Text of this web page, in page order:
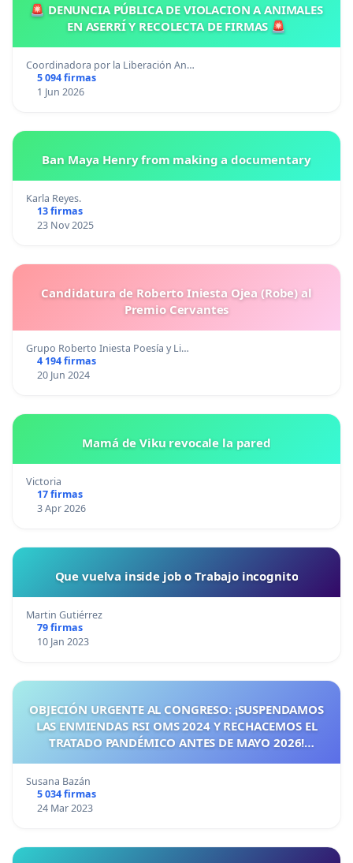
🚨 DENUNCIA PÚBLICA DE VIOLACION A ANIMALES
EN ASERRÍ Y RECOLECTA DE FIRMAS 🚨
Coordinadora por la Liberación An…
5 094 firmas
1 Jun 2026
Ban Maya Henry from making a documentary
Karla Reyes.
13 firmas
23 Nov 2025
Candidatura de Roberto Iniesta Ojea (Robe) al
Premio Cervantes
Grupo Roberto Iniesta Poesía y Li…
4 194 firmas
20 Jun 2024
Mamá de Viku revocale la pared
Victoria
17 firmas
3 Apr 2026
Que vuelva inside job o Trabajo incognito
Martin Gutiérrez
79 firmas
10 Jan 2023
OBJECIÓN URGENTE AL CONGRESO: ¡SUSPENDAMOS
LAS ENMIENDAS RSI OMS 2024 Y RECHACEMOS EL
TRATADO PANDÉMICO ANTES DE MAYO 2026!
Susana Bazán
5 034 firmas
24 Mar 2023